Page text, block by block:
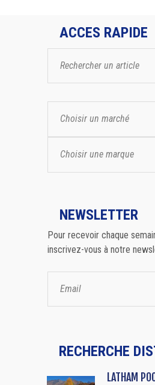
ACCES RAPIDE
Choisir un marché
Choisir une marque
NEWSLETTER
Pour recevoir chaque
inscrivez-vous à notre
RECHERCHE
LATHAM